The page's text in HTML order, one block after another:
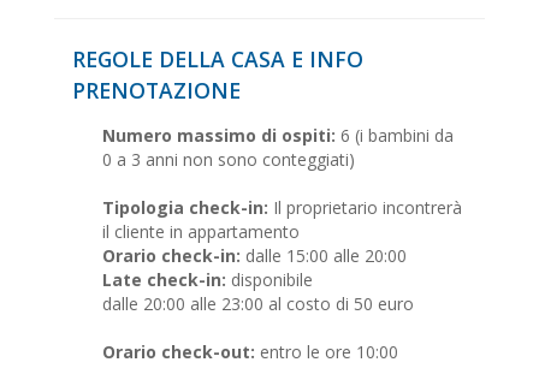
REGOLE DELLA CASA E INFO
PRENOTAZIONE
Numero massimo di ospiti: 6 (i bambini da
0 a 3 anni non sono conteggiati)
Tipologia check-in: Il proprietario incontrerà
il cliente in appartamento
Orario check-in: dalle 15:00 alle 20:00
Late check-in: disponibile
dalle 20:00 alle 23:00 al costo di 50 euro
Orario check-out: entro le ore 10:00